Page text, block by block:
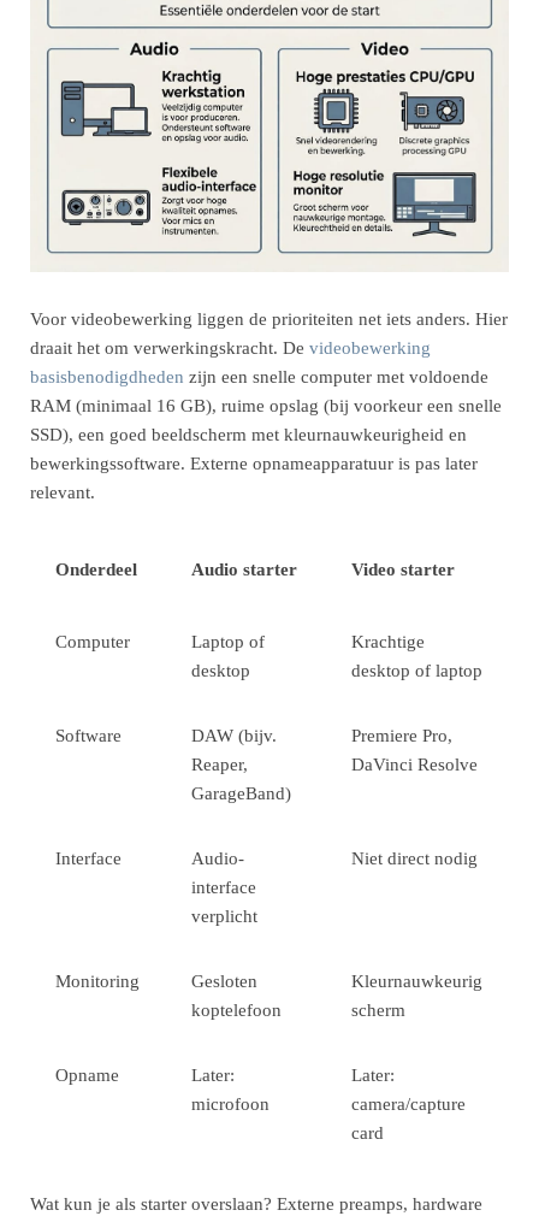
Voor videobewerking liggen de prioriteiten net iets anders. Hier
draait het om verwerkingskracht. De videobewerking
basisbenodigdheden zijn een snelle computer met voldoende
RAM (minimaal 16 GB), ruime opslag (bij voorkeur een snelle
SSD), een goed beeldscherm met kleurnauwkeurigheid en
bewerkingssoftware. Externe opnameapparatuur is pas later
relevant.
Onderdeel Audio starter Video starter
Computer
Laptop of
desktop
Krachtige
desktop of laptop
Software
DAW (bijv.
Reaper,
GarageBand)
Premiere Pro,
DaVinci Resolve
Interface
Audio-
interface
verplicht
Niet direct nodig
Monitoring
Gesloten
koptelefoon
Kleurnauwkeurig
scherm
Opname
Later:
microfoon
Later:
camera/capture
card
Wat kun je als starter overslaan? Externe preamps, hardware